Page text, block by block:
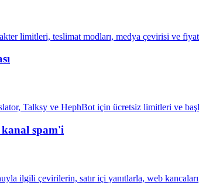
limitleri, teslimat modları, medya çevirisi ve
Talksy ve HephBot için ücretsiz limitleri ve
spam'i
ilgili çevirilerin, satır içi yanıtlarla, web